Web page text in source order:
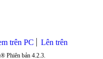
trên PC Lên trên
Phiên bản 4.2.3.